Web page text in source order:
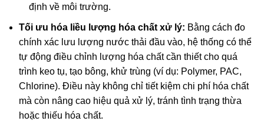
định về môi trường.
Tối ưu hóa liều lượng hóa chất xử lý: Bằng cách đo
chính xác lưu lượng nước thải đầu vào, hệ thống có thể
tự động điều chỉnh lượng hóa chất cần thiết cho quá
trình keo tụ, tạo bông, khử trùng (ví dụ: Polymer, PAC,
Chlorine). Điều này không chỉ tiết kiệm chi phí hóa chất
mà còn nâng cao hiệu quả xử lý, tránh tình trạng thừa
hoặc thiếu hóa chất.